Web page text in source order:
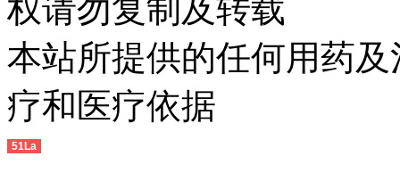
权请勿复制及转载
本站所提供的任何用药
疗和医疗依据
51La